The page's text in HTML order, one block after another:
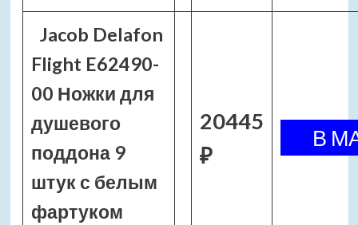
Jacob Delafon
Flight E62490-
00 Ножки для
душевого
поддона 9
штук с белым
фартуком
20445
₽